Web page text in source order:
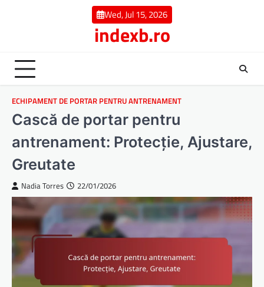
Wed, Jul 15, 2026
indexb.ro
ECHIPAMENT DE PORTAR PENTRU ANTRENAMENT
Cască de portar pentru
antrenament: Protecție, Ajustare,
Greutate
Nadia Torres 22/01/2026